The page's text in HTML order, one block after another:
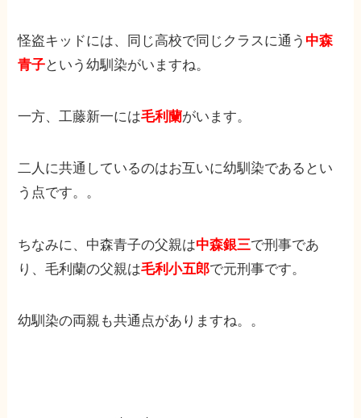
怪盗キッドには、同じ高校で同じクラスに通う 中森
青子という幼馴染がいますね。
一方、工藤新一には毛利蘭がいます。
二人に共通しているのはお互いに幼馴染であるとい
う点です。。
ちなみに、中森青子の父親は中森銀三で刑事であ
り、毛利蘭の父親は毛利小五郎で元刑事です。
幼馴染の両親も共通点がありますね。。